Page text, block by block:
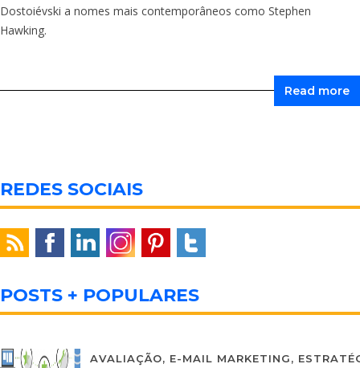
Dostoiévski a nomes mais contemporâneos como Stephen
Hawking.
Read more
REDES SOCIAIS
POSTS + POPULARES
AVALIAÇÃO, E-MAIL MARKETING,